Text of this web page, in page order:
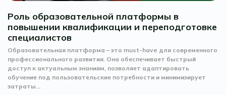
Роль образовательной платформы в
повышении квалификации и переподготовке
специалистов
Образовательная платформа – это must-have для современного
профессионального развития. Она обеспечивает быстрый
доступ к актуальным знаниям, позволяет адаптировать
обучение под пользовательские потребности и минимизирует
затраты...